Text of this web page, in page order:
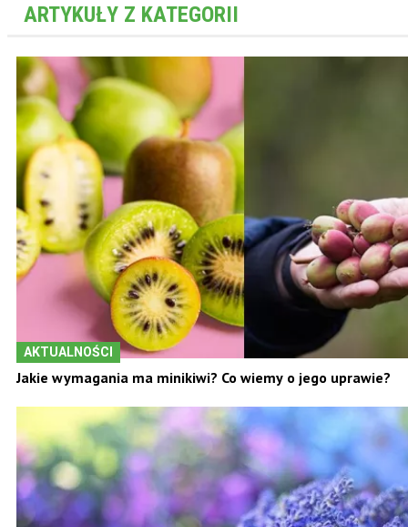
ARTYKUŁY Z KATEGORII
AKTUALNOŚCI
Jakie wymagania ma minikiwi? Co wiemy o jego uprawie?